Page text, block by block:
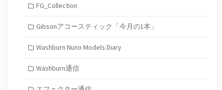
FG_Collection
Gibsonアコースティック「今月の1本」
Washburn Nuno Models Diary
Washburn通信